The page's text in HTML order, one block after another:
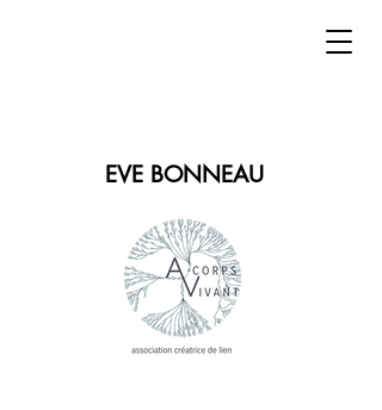
EVE BONNEAU